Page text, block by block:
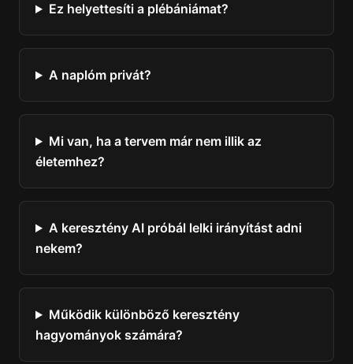
Ez helyettesíti a plébániámat?
A naplóm privát?
Mi van, ha a tervem már nem illik az
életemhez?
A keresztény AI próbál lelki irányítást adni
nekem?
Működik különböző keresztény
hagyományok számára?